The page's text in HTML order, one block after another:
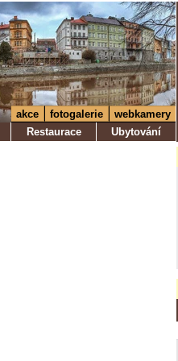
akce fotogalerie
webkamery
Restaurace Ubytování